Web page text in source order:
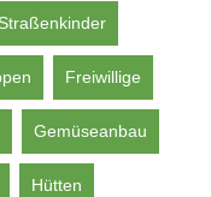
Freiwillige
Gemüseanbau
Hütten